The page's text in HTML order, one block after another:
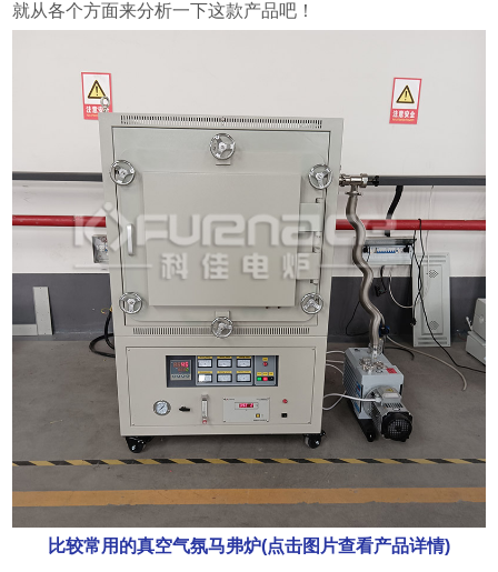
就从各个方面来分析一下这款产品吧！
比较常用的真空气氛马弗炉(点击图片查看产品详情)